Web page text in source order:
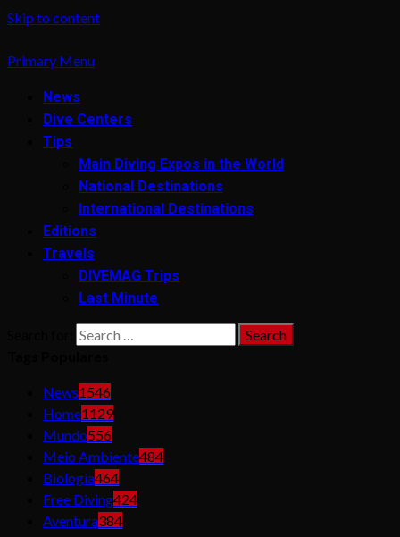
Skip to content
Primary Menu
News
Dive Centers
Tips
Main Diving Expos in the World
National Destinations
International Destinations
Editions
Travels
DIVEMAG Trips
Last Minute
News1546
Home1129
Mundo556
Meio Ambiente484
Biologia464
Free Diving424
Aventura384